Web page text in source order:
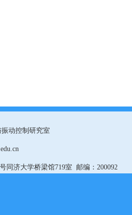
动控制研究室
同济大学桥梁馆719室 邮编：200092